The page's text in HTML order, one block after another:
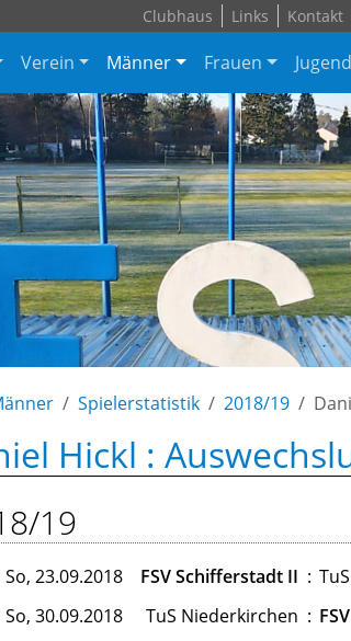
Clubhaus Links Kontakt
Verein Männer Frauen Jugend
Spielerstatistik 2018/19
Hickl :
19
So, 23.09.2018 FSV Schifferstadt II :
So, 30.09.2018 TuS Niederkirchen :